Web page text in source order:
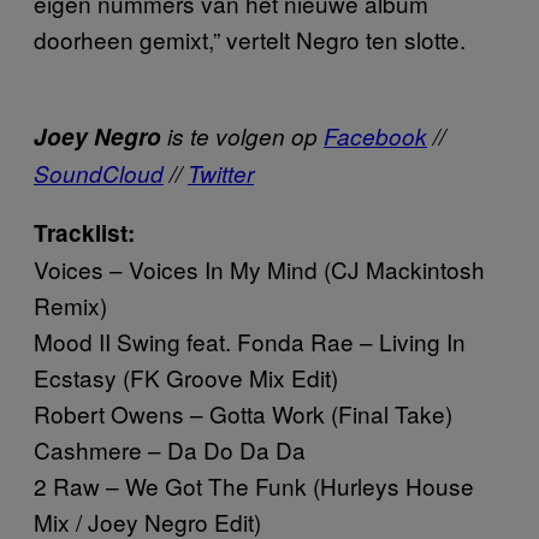
doorheen gemixt,” vertelt Negro ten slotte.
Joey Negrois te volgen op Facebook//
SoundCloud//Twitter
Tracklist:
Voices – Voices In My Mind (CJ Mackintosh
Remix)
Mood II Swing feat. Fonda Rae – Living In
Ecstasy (FK Groove Mix Edit)
Robert Owens – Gotta Work (Final Take)
Cashmere – Da Do Da Da
2 Raw – We Got The Funk (Hurleys House
Mix / Joey Negro Edit)